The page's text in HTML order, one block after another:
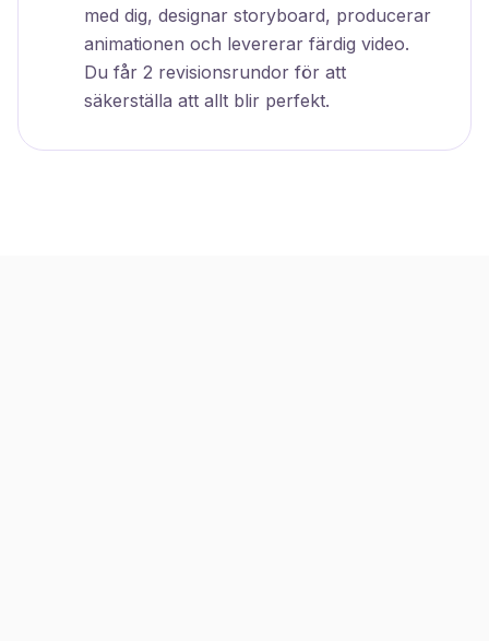
med dig, designar storyboard, producerar
animationen och levererar färdig video.
Du får 2 revisionsrundor för att
säkerställa att allt blir perfekt.